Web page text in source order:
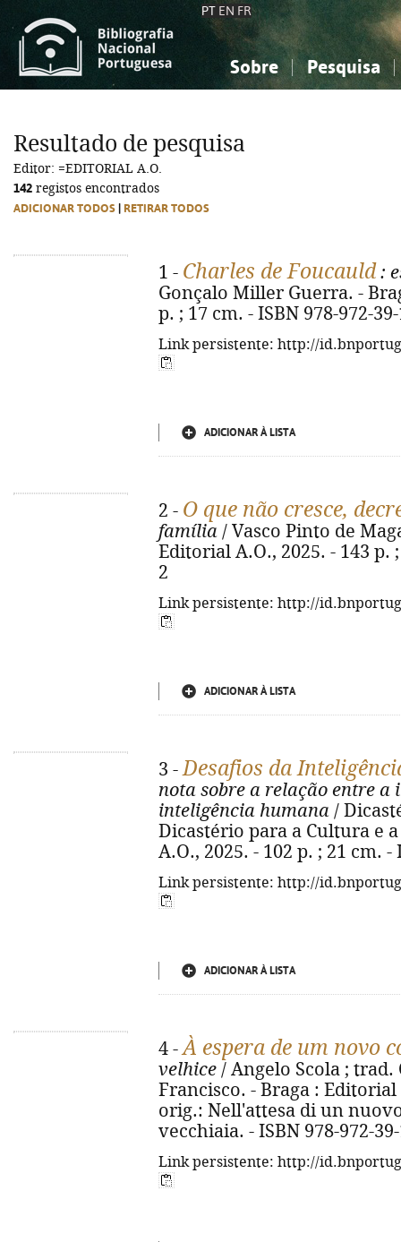
PT EN FR
Sobre Pesquisa
Ciências sociais...
Ciências sociais...
Resultado de pesquisa
Editor: =EDITORIAL A.O.
142 registos encontrados
ADICIONAR TODOS RETIRAR TODOS
1 - Charles de Foucauld :
Gonçalo Miller Guerra. -
p. ; 17 cm. - ISBN 978-972-
Link persistente: http://
ADICIONAR À LISTA
2 - O que não cresce,
família / Vasco Pinto de
Editorial A.O., 2025. - 143 p.
2
Link persistente: http://
ADICIONAR À LISTA
3 -Desafios da
nota sobre a relação entre
inteligência humana /
Dicastério para a Cultura e
A.O., 2025. - 102 p. ; 21 cm. -
Link persistente: http://
ADICIONAR À LISTA
4 -À espera de um novo
velhice / Angelo Scola ; trad.
Francisco. - Braga : Editorial
orig.: Nell'attesa di un
vecchiaia. - ISBN 978-972-
Link persistente: http://